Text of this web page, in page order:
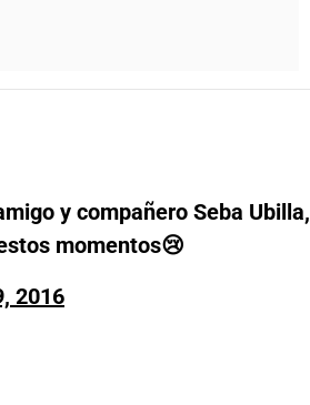
y compañero Seba Ubilla,
momentos😢
2016